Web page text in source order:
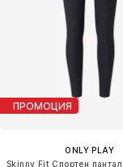
ПРОМОЦИЯ
ONLY PLAY